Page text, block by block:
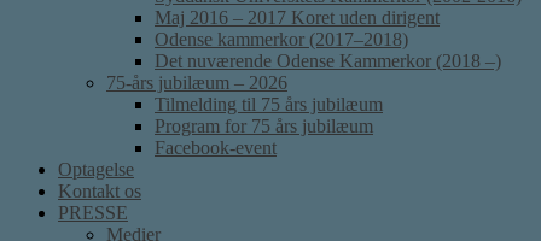
Maj 2016 – 2017 Koret uden dirigent
Odense kammerkor (2017–2018)
Det nuværende Odense Kammerkor (2018 –)
75-års jubilæum – 2026
Tilmelding til 75 års jubilæum
Program for 75 års jubilæum
Facebook-event
Optagelse
Kontakt os
PRESSE
Medier